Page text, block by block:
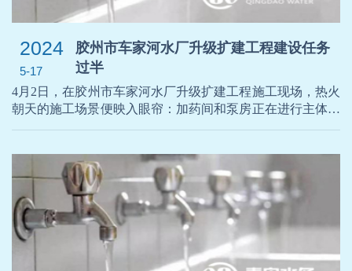
2024
5-17
胶州市车家河水厂升级扩建工程建设任务
过半
4月2日，在胶州市车家河水厂升级扩建工程施工现场，热火
朝天的施工场景便映入眼帘：加药间和泵房正在进行主体结
指挥下，忙碌而有序地进行着各项施工建设工作。为了进一
步提高城市自来水品质，提高市民用水满意度和获得感，让
更清澈的自来水流入千家万户，重新规划城区主干管网格
局，优化配水主干管线布置，全力加快胶